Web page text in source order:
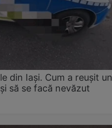
din Iași. Cum a reușit un
să se facă nevăzut